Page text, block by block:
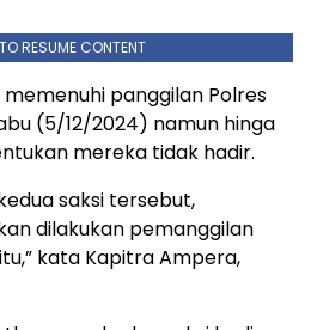
RESUME CONTENT
panggilan Polres
(5/12/2024) namun hinga
mereka tidak hadir.
saksi tersebut,
dilakukan pemanggilan
kata Kapitra Ampera,